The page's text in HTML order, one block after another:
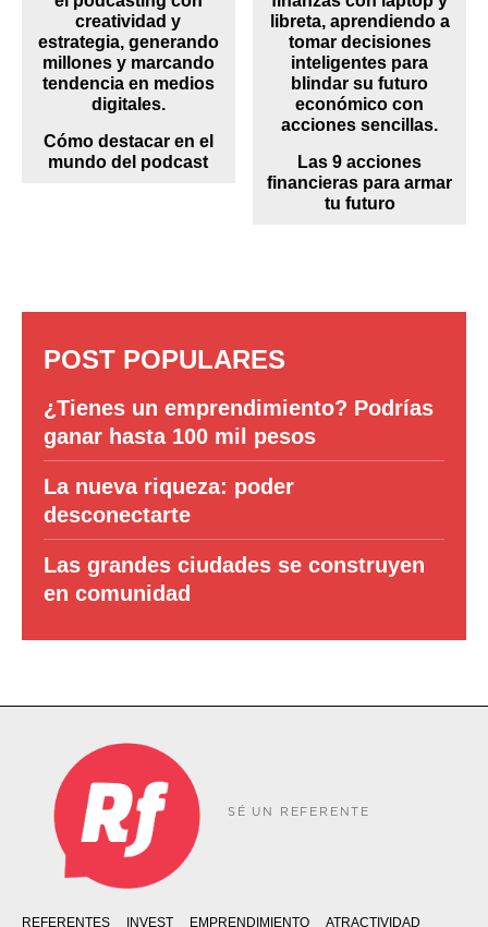
Cómo destacar en el
mundo del podcast
Las 9 acciones
financieras para armar
tu futuro
POST POPULARES
¿Tienes un emprendimiento? Podrías
ganar hasta 100 mil pesos
La nueva riqueza: poder
desconectarte
Las grandes ciudades se construyen
en comunidad
SÉ UN REFERENTE
REFERENTES INVEST EMPRENDIMIENTO
ATRACTIVIDAD